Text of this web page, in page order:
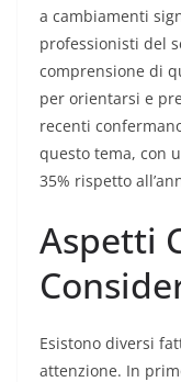
a cambiamenti
professionisti del
comprensione di
per orientarsi e
recenti
questo tema, con
35% rispetto
Aspetti
Esistono diversi
attenzione. In